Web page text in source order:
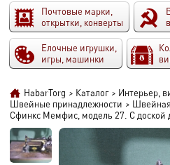
Почтовые марки,
открытки, конверты
Елочные игрушки,
игры, машинки
HabarTorg > Каталог > Интерьер,
Швейные принадлежности >
Сфинкс Мемфис, модель 27. С доской